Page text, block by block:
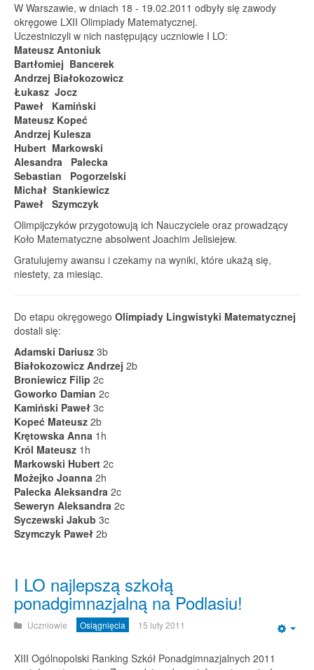
W Warszawie, w dniach 18 - 19.02.2011 odbyły się zawody
okręgowe LXII Olimpiady Matematycznej.
Uczestniczyli w nich następujący uczniowie I LO:
Mateusz Antoniuk
Bartłomiej Bancerek
Andrzej Białokozowicz
Łukasz Jocz
Paweł Kamiński
Mateusz Kopeć
Andrzej Kulesza
Hubert Markowski
Alesandra Palecka
Sebastian Pogorzelski
Michał Stankiewicz
Paweł Szymczyk
Olimpijczyków przygotowują ich Nauczyciele oraz prowadzący
Koło Matematyczne absolwent Joachim Jelisiejew.
Gratulujemy awansu i czekamy na wyniki, które ukażą się,
niestety, za miesiąc.
Do etapu okręgowego Olimpiady Lingwistyki Matematycznej
dostali się:
Adamski Dariusz 3b
Białokozowicz Andrzej 2b
Broniewicz Filip 2c
Goworko Damian 2c
Kamiński Paweł 3c
Kopeć Mateusz 2b
Krętowska Anna 1h
Król Mateusz 1h
Markowski Hubert 2c
Możejko Joanna 2h
Palecka Aleksandra 2c
Seweryn Aleksandra 2c
Syczewski Jakub 3c
Szymczyk Paweł 2b
I LO najlepszą szkołą
ponadgimnazjalną na Podlasiu!
Uczniowie Osiągnięcia 15 luty 2011
XIII Ogólnopolski Ranking Szkół Ponadgimnazjalnych 2011